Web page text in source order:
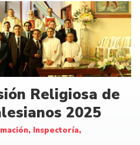
Religiosa de
2025
Inspectoría,